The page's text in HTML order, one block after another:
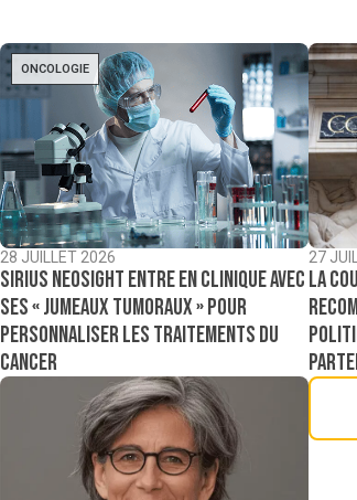
ONCOLOGIE
28 JUILLET 2026
Sirius NeoSight entre en clinique avec
ses « jumeaux tumoraux » pour
personnaliser les traitements du
cancer
27
La